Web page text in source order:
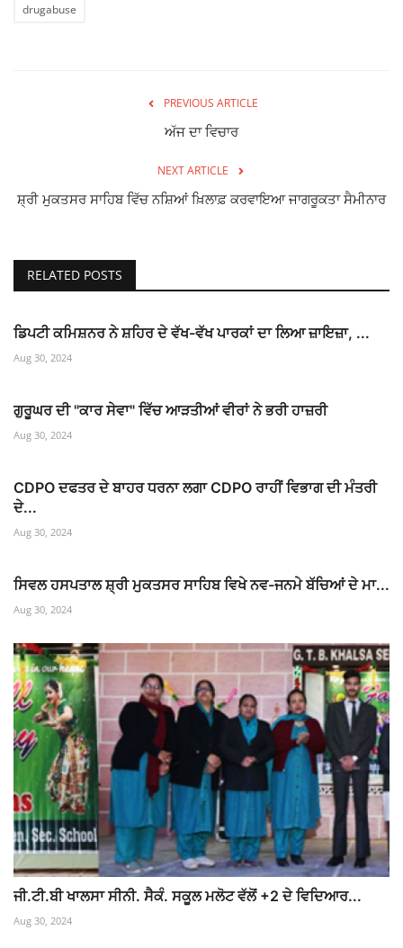
drugabuse
PREVIOUS ARTICLE
ਅੱਜ ਦਾ ਵਿਚਾਰ
NEXT ARTICLE
ਸ਼੍ਰੀ ਮੁਕਤਸਰ ਸਾਹਿਬ ਵਿੱਚ ਨਸ਼ਿਆਂ ਖ਼ਿਲਾਫ਼ ਕਰਵਾਇਆ ਜਾਗਰੂਕਤਾ ਸੈਮੀਨਾਰ
RELATED POSTS
ਡਿਪਟੀ ਕਮਿਸ਼ਨਰ ਨੇ ਸ਼ਹਿਰ ਦੇ ਵੱਖ-ਵੱਖ ਪਾਰਕਾਂ ਦਾ ਲਿਆ ਜ਼ਾਇਜ਼ਾ, ...
Aug 30, 2024
ਗੁਰੂਘਰ ਦੀ "ਕਾਰ ਸੇਵਾ" ਵਿੱਚ ਆੜਤੀਆਂ ਵੀਰਾਂ ਨੇ ਭਰੀ ਹਾਜ਼ਰੀ
Aug 30, 2024
CDPO ਦਫਤਰ ਦੇ ਬਾਹਰ ਧਰਨਾ ਲਗਾ CDPO ਰਾਹੀਂ ਵਿਭਾਗ ਦੀ ਮੰਤਰੀ
ਦੇ...
Aug 30, 2024
ਸਿਵਲ ਹਸਪਤਾਲ ਸ਼੍ਰੀ ਮੁਕਤਸਰ ਸਾਹਿਬ ਵਿਖੇ ਨਵ-ਜਨਮੇ ਬੱਚਿਆਂ ਦੇ ਮਾ...
Aug 30, 2024
ਜੀ.ਟੀ.ਬੀ ਖਾਲਸਾ ਸੀਨੀ. ਸੈਕੰ. ਸਕੂਲ ਮਲੋਟ ਵੱਲੋਂ +2 ਦੇ ਵਿਦਿਆਰ...
Aug 30, 2024